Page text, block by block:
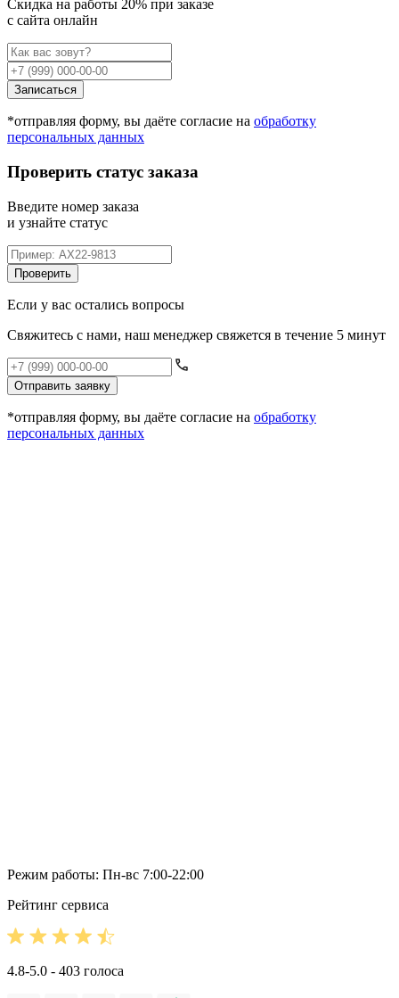
Cкидка на работы 20% при заказе
с сайта онлайн
Записаться
*отправляя форму, вы даёте согласие на обработку
персональных данных
Проверить статус заказа
Введите номер заказа
и узнайте статус
Проверить
Если у вас остались вопросы
Свяжитесь с нами, наш менеджер свяжется в течение 5 минут
Отправить заявку
*отправляя форму, вы даёте согласие на обработку
персональных данных
Режим работы: Пн-вс 7:00-22:00
Рейтинг сервиса
4.8-5.0 - 403 голоса